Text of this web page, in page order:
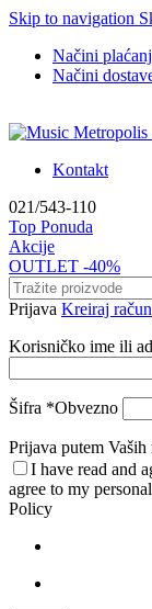
Skip to navigation
Načini
Načini
Kontakt
021/543-110
Top Ponuda
Akcije
OUTLET -40%
Prijava Kreiraj račun
Korisničko ime ili
Šifra *Obvezno
Prijava putem Vaših
I have read and
agree to my
Policy